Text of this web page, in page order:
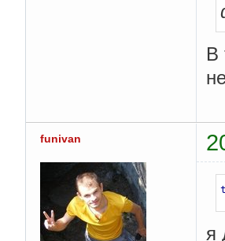
В
funivan
я